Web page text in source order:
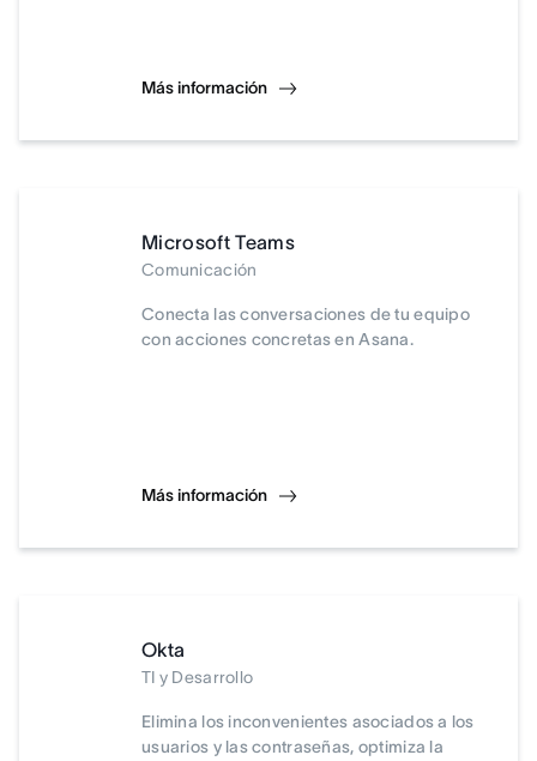
Más información
Microsoft Teams
Comunicación
Conecta las conversaciones de tu equipo
con acciones concretas en Asana.
Más información
Okta
TI y Desarrollo
Elimina los inconvenientes asociados a los
usuarios y las contraseñas, optimiza la